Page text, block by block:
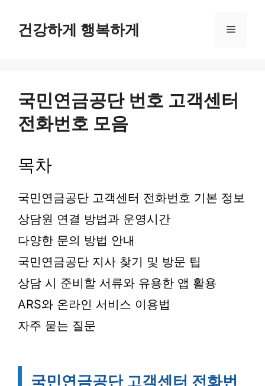
건강하게 행복하게 메
국민연금공단 번호 고객센터
전화번호 모음
목차
국민연금공단 고객센터 전화번호 기본 정보
상담원 연결 방법과 운영시간
다양한 문의 방법 안내
국민연금공단 지사 찾기 및 방문 팁
상담 시 준비할 서류와 유용한 앱 활용
ARS와 온라인 서비스 이용법
자주 묻는 질문
국민연금공단 고객센터 전화번